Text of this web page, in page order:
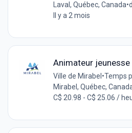
Laval, Québec, Canada•
Il y a 2 mois
Animateur jeunesse
Ville de Mirabel •Temps
Mirabel, Québec,
C$ 20.98 - C$ 25.06 /